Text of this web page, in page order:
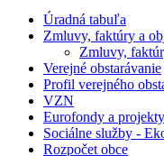
Úradná tabuľa
Zmluvy, faktúry a
Zmluvy,
Verejné obstarávanie
Profil verejného
VZN
Eurofondy a
Sociálne služby -
Rozpočet obce